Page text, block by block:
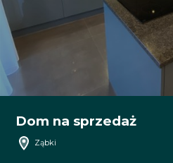
Dom na sprzedaż
Ząbki